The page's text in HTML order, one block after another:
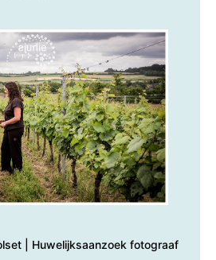
| Huwelijksaanzoek fotograaf